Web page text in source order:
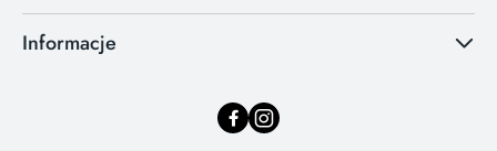
Informacje